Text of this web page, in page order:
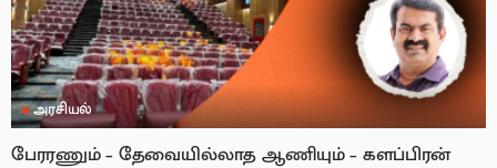
அரசியல்
பேரரணும் – தேவையில்லாத ஆணியும் – களப்பிரன்